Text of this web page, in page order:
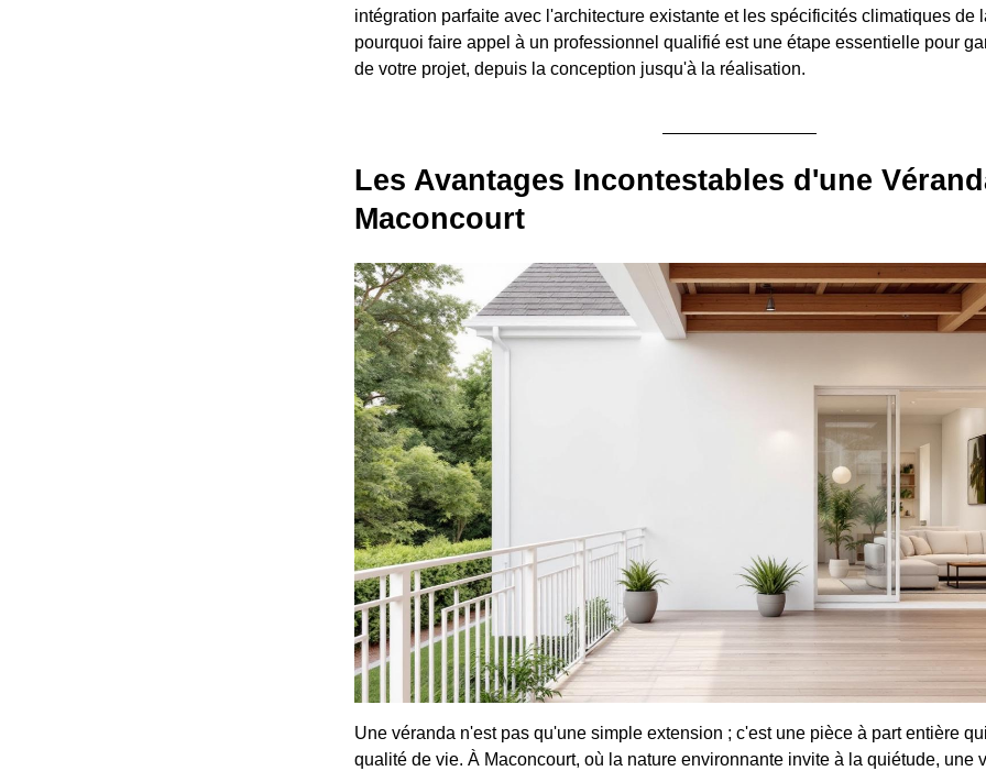
intégration parfaite avec l'architecture existante et les spécificités climatiques de
pourquoi faire appel à un professionnel qualifié est une étape essentielle pour
de votre projet, depuis la conception jusqu'à la réalisation.
Les Avantages Incontestables d'une
Maconcourt
Une véranda n'est pas qu'une simple extension ; c'est une pièce à part entière
qualité de vie. À Maconcourt, où la nature environnante invite à la quiétude, une